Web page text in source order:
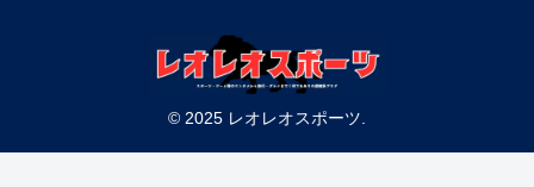
© 2025 レオレオスポーツ.